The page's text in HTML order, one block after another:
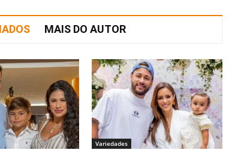
MAIS DO AUTOR
Variedades